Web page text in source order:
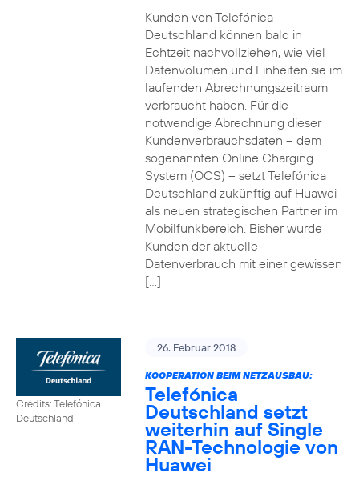
Kunden von Telefónica
Deutschland können bald in
Echtzeit nachvollziehen, wie viel
Datenvolumen und Einheiten sie im
laufenden Abrechnungszeitraum
verbraucht haben. Für die
notwendige Abrechnung dieser
Kundenverbrauchsdaten – dem
sogenannten Online Charging
System (OCS) – setzt Telefónica
Deutschland zukünftig auf Huawei
als neuen strategischen Partner im
Mobilfunkbereich. Bisher wurde
Kunden der aktuelle
Datenverbrauch mit einer gewissen
[…]
Credits: Telefónica
Deutschland
26. Februar 2018
KOOPERATION BEIM NETZAUSBAU:
Telefónica
Deutschland setzt
weiterhin auf Single
RAN-Technologie von
Huawei